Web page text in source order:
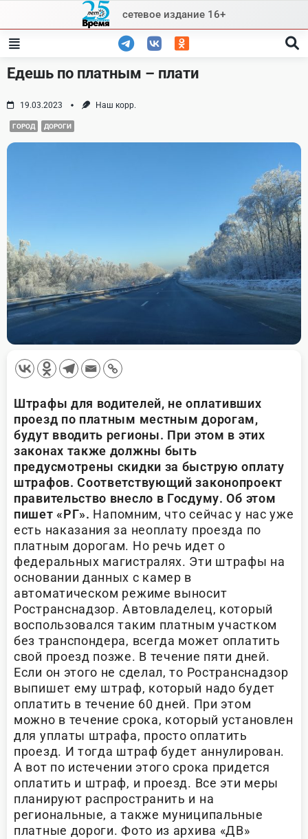
content
сетевое издание 16+
Едешь по платным – плати
19.03.2023 Наш корр.
ГОРОД ДОРОГИ
Штрафы для водителей, не оплативших
проезд по платным местным дорогам,
будут вводить регионы. При этом в этих
законах также должны быть
предусмотрены скидки за быструю оплату
штрафов. Соответствующий законопроект
правительство внесло в Госдуму. Об этом
пишет «РГ». Напомним, что сейчас у нас уже
есть наказания за неоплату проезда по
платным дорогам. Но речь идет о
федеральных магистралях. Эти штрафы на
основании данных с камер в
автоматическом режиме выносит
Ространснадзор. Автовладелец, который
воспользовался таким платным участком
без транспондера, всегда может оплатить
свой проезд позже. В течение пяти дней.
Если он этого не сделал, то Ространснадзор
выпишет ему штраф, который надо будет
оплатить в течение 60 дней. При этом
можно в течение срока, который установлен
для уплаты штрафа, просто оплатить
проезд. И тогда штраф будет аннулирован.
А вот по истечении этого срока придется
оплатить и штраф, и проезд. Все эти меры
планируют распространить и на
региональные, а также муниципальные
платные дороги. Фото из архива «ДВ»